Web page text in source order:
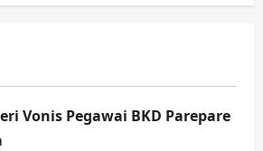
Vonis Pegawai BKD Parepare